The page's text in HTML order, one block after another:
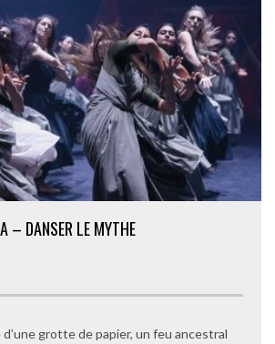
– DANSER LE MYTHE
grotte de papier, un feu ancestral